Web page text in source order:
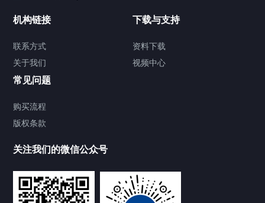
TCU温度控制单元
Chiller气体控温系统
Chamber试验箱
机构链接
联系方式
关于我们
下载与支持
资料下载
视频中心
常见问题
购买流程
版权条款
关注我们的微信公众号